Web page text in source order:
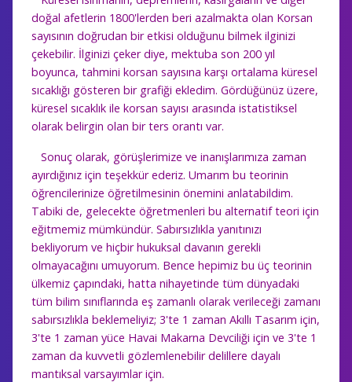
doğal afetlerin 1800'lerden beri azalmakta olan Korsan
sayısının doğrudan bir etkisi olduğunu bilmek ilginizi
çekebilir. İlginizi çeker diye, mektuba son 200 yıl
boyunca, tahmini korsan sayısına karşı ortalama küresel
sıcaklığı gösteren bir grafiği ekledim. Gördüğünüz üzere,
küresel sıcaklık ile korsan sayısı arasında istatistiksel
olarak belirgin olan bir ters orantı var.
Sonuç olarak, görüşlerimize ve inanışlarımıza zaman
ayırdığınız için teşekkür ederiz. Umarım bu teorinin
öğrencilerinize öğretilmesinin önemini anlatabildim.
Tabiki de, gelecekte öğretmenleri bu alternatif teori için
eğitmemiz mümkündür. Sabırsızlıkla yanıtınızı
bekliyorum ve hiçbir hukuksal davanın gerekli
olmayacağını umuyorum. Bence hepimiz bu üç teorinin
ülkemiz çapındaki, hatta nihayetinde tüm dünyadaki
tüm bilim sınıflarında eş zamanlı olarak verileceği zamanı
sabırsızlıkla beklemeliyiz; 3'te 1 zaman Akıllı Tasarım için,
3'te 1 zaman yüce Havai Makarna Devciliği için ve 3'te 1
zaman da kuvvetli gözlemlenebilir delillere dayalı
mantıksal varsayımlar için.